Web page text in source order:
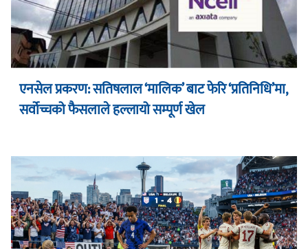
एनसेल प्रकरण: सतिषलाल ‘मालिक’ बाट फेरि ‘प्रतिनिधि’मा,
सर्वोच्चको फैसलाले हल्लायो सम्पूर्ण खेल